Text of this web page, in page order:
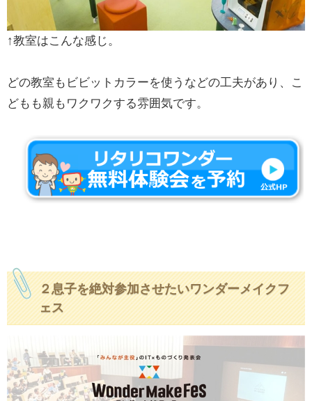
↑教室はこんな感じ。
どの教室もビビットカラーを使うなどの工夫があり、こ
どもも親もワクワクする雰囲気です。
２息子を絶対参加させたいワンダーメイクフ
ェス